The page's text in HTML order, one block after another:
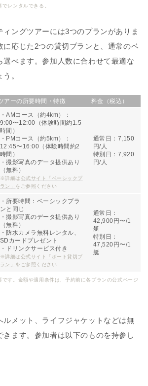
レンタルできる。
ィングツアーには3つのプランがありま
に応じた2つの貸切プランと、通常のベ
選べます。参加人数に合わせて最適な
。
アーの所要時間・特徴 料金（税込）
・AMコース（約4km）：
9:00〜12:00（体験時間約1.5
時間）
・PMコース（約5km）：
12:45〜16:00（体験時間約2
時間）
・撮影写真のデータ提供あり
（無料）
※詳細は公式サイト「ベーシックプ
ラン」 をご参照ください
通常日：7,150
円/人
特別日：7,920
円/人
・所要時間：ベーシックプラ
ンと同じ
・撮影写真のデータ提供あり
（無料）
・防水カメラ無料レンタル、
SDカードプレゼント
・ドリンクサービス付き
※詳細は公式サイト「ボート貸切プ
ラン」 をご参照ください
通常日：
42,900円〜/1
艇
特別日：
47,520円〜/1
艇
す。金額や適用条件は、予約前に各プランの公式ページ
ルメット、ライフジャケットなどは無
きます。参加者は以下のものを持参し